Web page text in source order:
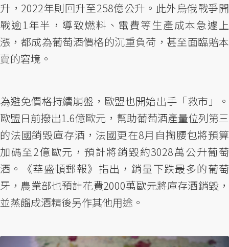
升，2022年則回升至258億公升。此外烏俄戰爭開
戰逾1年半，導致燃料、電費等生產成本急遽上
漲，都成為葡萄酒價格的沉重負荷，甚至面臨賠本
賣的窘境。
為避免價格持續崩盤，歐盟也開始出手「救市」。
歐盟日前撥出1.6億歐元，幫助葡萄酒產量位列第三
的法國銷毀庫存酒，法國更在8月自掏腰包將預算
加碼至2億歐元，預計將銷毀約3028萬公升葡萄
酒。《華盛頓郵報》指出，銷量下跌最多的葡萄
牙，農業部也預計花費2000萬歐元將庫存酒銷毀，
並蒸餾成酒精後另作其他用途。